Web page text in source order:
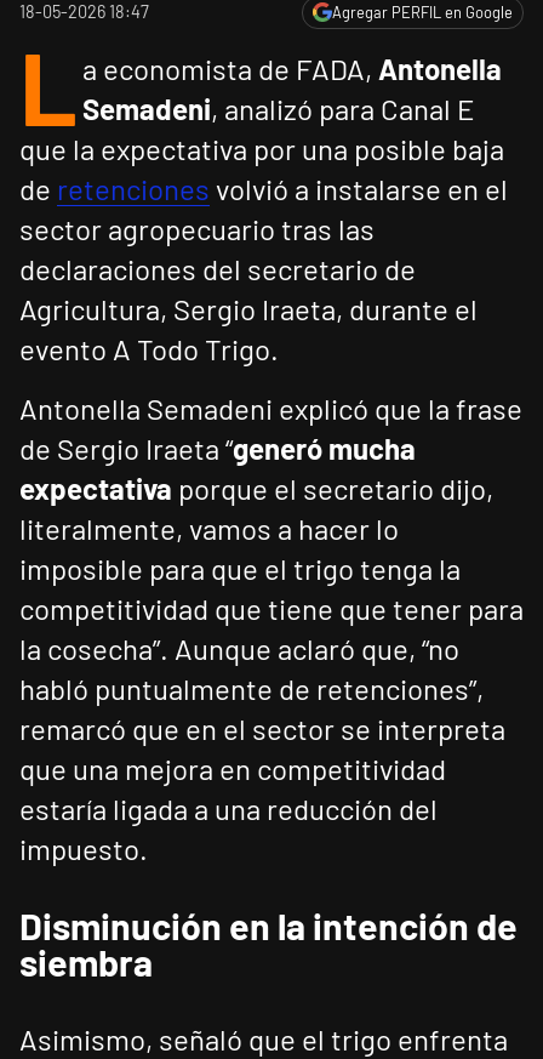
18-05-2026 18:47 Agregar PERFIL en Google
L a economista de FADA, Antonella
Semadeni, analizó para Canal E
que la expectativa por una posible baja
de retenciones volvió a instalarse en el
sector agropecuario tras las
declaraciones del secretario de
Agricultura, Sergio Iraeta, durante el
evento A Todo Trigo.
Antonella Semadeni explicó que la frase
de Sergio Iraeta “generó mucha
expectativa porque el secretario dijo,
literalmente, vamos a hacer lo
imposible para que el trigo tenga la
competitividad que tiene que tener para
la cosecha”. Aunque aclaró que, “no
habló puntualmente de retenciones”,
remarcó que en el sector se interpreta
que una mejora en competitividad
estaría ligada a una reducción del
impuesto.
Disminución en la intención de
siembra
Asimismo, señaló que el trigo enfrenta